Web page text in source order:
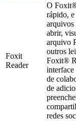
Foxit
Reader
O
rápido,
arquivos
abrir,
arquivo
outros
Foxit®
interface
de
de
redes